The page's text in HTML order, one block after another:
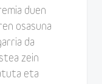
duen
osasuna
da
zein
eta